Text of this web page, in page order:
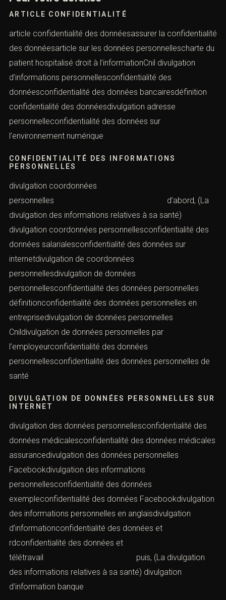
ARTICLE CONFIDENTIALITÉ
article confidentialité des donnéesassurer la confidentialité
des donnéesarticle sur les données personnellescharte du
patient hospitalisé droit à l’informationCnil divulgation
d’informations personnellesconfidentialité des
donnéesconfidentialité des données bancairesdéfinition
confidentialité des donnéesdivulgation adresse
personnelleconfidentialité des données sur
l’environnement numérique
CONFIDENTIALITÉ DES INFORMATIONS
PERSONNELLES
divulgation coordonnées
personnelles d’abord, (La
divulgation des informations relatives à sa santé)
divulgation coordonnées personnellesconfidentialité des
données salarialesconfidentialité des données sur
internetdivulgation de coordonnées
personnellesdivulgation de données
personnellesconfidentialité des données personnelles
définitionconfidentialité des données personnelles en
entreprisedivulgation de données personnelles
Cnildivulgation de données personnelles par
l’employeurconfidentialité des données
personnellesconfidentialité des données personnelles de
santé
DIVULGATION DE DONNÉES PERSONNELLES SUR
INTERNET
divulgation des données personnellesconfidentialité des
données médicalesconfidentialité des données médicales
assurancedivulgation des données personnelles
Facebookdivulgation des informations
personnellesconfidentialité des données
exempleconfidentialité des données Facebookdivulgation
des informations personnelles en anglaisdivulgation
d’informationconfidentialité des données et
rdconfidentialité des données et
télétravail puis, (La divulgation
des informations relatives à sa santé) divulgation
d’information banque